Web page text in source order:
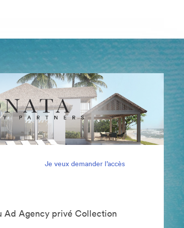
Je veux demander l’accès
Ad Agency privé Collection